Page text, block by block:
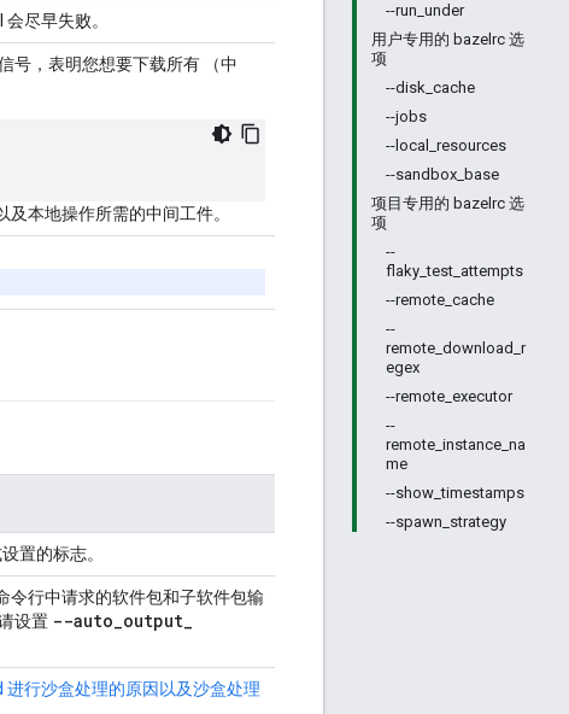
--run_under
用户专用的 bazelrc 选
项
--disk_cache
--jobs
--local_resources
--sandbox_base
项目专用的 bazelrc 选
项
--
flaky_test_attempts
--remote_cache
--
remote_download_r
egex
--remote_executor
--
remote_instance_na
me
--show_timestamps
--spawn_strategy
尽早失败。
号，表明您想要下载所有 （中
本地操作所需的中间工件。
置的标志。
令行中请求的软件包和子软件包输
设置 --auto_output_
行沙盒处理的原因以及沙盒处理